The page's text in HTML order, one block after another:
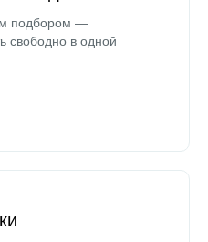
подбором —
свободно в одной